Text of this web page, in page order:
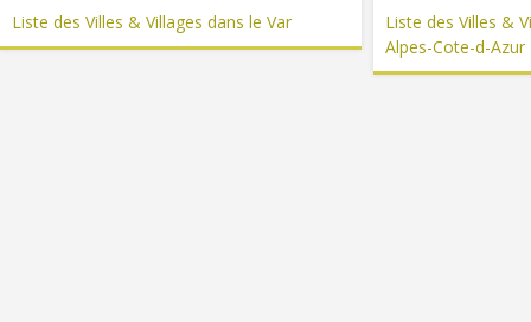
Liste des Villes & Villages dans le Var
Liste des Villes &
Alpes-Cote-d-Azur